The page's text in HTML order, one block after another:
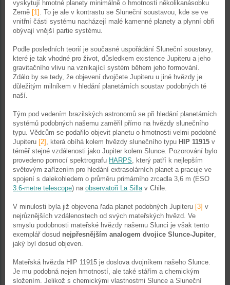
vyskytují hmotné planety minimálně o hmotnosti několikanásobku
Země [1] . To je ale v kontrastu se Sluneční soustavou, kde se ve
vnitřní části systému nacházejí malé kamenné planety a plynní obři
obývají vnější partie systému.
Podle posledních teorií je současné uspořádání Sluneční soustavy,
které je tak vhodné pro život, důsledkem existence Jupiteru a jeho
gravitačního vlivu na vznikající systém během jeho formování.
Zdálo by se tedy, že objevení dvojčete Jupiteru u jiné hvězdy je
důležitým milníkem v hledání planetárních soustav podobných té
naší.
Tým pod vedením brazilských astronomů se při hledání planetárních
systémů podobných našemu zaměřil přímo na hvězdy slunečního
typu. Vědcům se podařilo objevit planetu o hmotnosti velmi podobné
Jupiteru [2] , která obíhá kolem hvězdy slunečního typu HIP 11915 v
téměř stejné vzdálenosti jako Jupiter kolem Slunce. Pozorování bylo
provedeno pomocí spektrografu HARPS, který patří k nejlepším
světovým zařízením pro hledání extrasolárních planet a pracuje ve
spojení s dalekohledem o průměru primárního zrcadla 3,6 m (ESO
3.6-metre telescope) na observatoři La Sillav Chile.
V minulosti byla již objevena řada planet podobných Jupiteru [3] v
nejrůznějších vzdálenostech od svých mateřských hvězd. Ve
smyslu podobnosti mateřské hvězdy našemu Slunci je však tento
exemplář dosud nejpřesnějším analogem dvojice Slunce-Jupiter,
jaký byl dosud objeven.
Mateřská hvězda HIP 11915 je doslova dvojníkem našeho Slunce.
Je mu podobná nejen hmotností, ale také stářím a chemickým
složením. Jelikož s chemickými vlastnostmi Slunce a Sluneční